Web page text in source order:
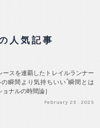
気記事
ースを連覇したトレイルランナー
瞬間より気持ちいい"瞬間とは
ョナルの時間論］
February 25 . 2025